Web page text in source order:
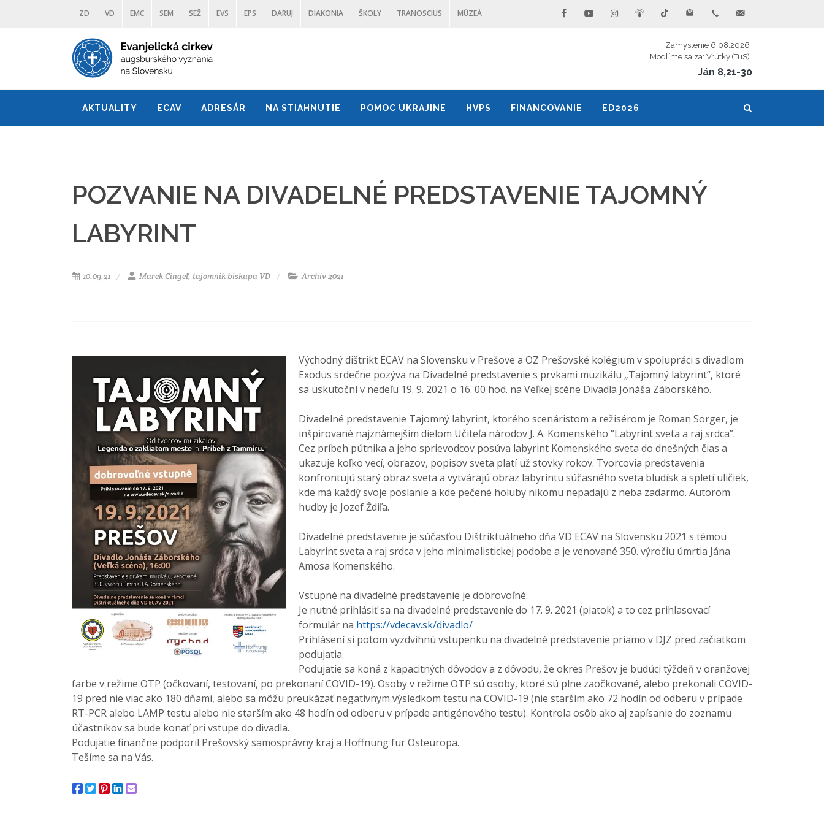
ZD VD EMC SEM SEŽ EVS EPS DARUJ DIAKONIA ŠKOLY TRANOSCIUS MÚZEÁ
Zamyslenie 6.08.2026
Modlíme sa za: Vrútky (TuS)
Ján 8,21-30
AKTUALITY ECAV ADRESÁR NA STIAHNUTIE POMOC UKRAJINE HVPS FINANCOVANIE ED2026
POZVANIE NA DIVADELNÉ PREDSTAVENIE TAJOMNÝ
LABYRINT
10.09.21 Marek Cingeľ, tajomník biskupa VD Archív 2021
Východný dištrikt ECAV na Slovensku v Prešove a OZ Prešovské kolégium v spolupráci s divadlom
Exodus srdečne pozýva na Divadelné predstavenie s prvkami muzikálu „Tajomný labyrint“, ktoré
sa uskutoční v nedeľu 19. 9. 2021 o 16. 00 hod. na Veľkej scéne Divadla Jonáša Záborského.
Divadelné predstavenie Tajomný labyrint, ktorého scenáristom a režisérom je Roman Sorger, je
inšpirované najznámejším dielom Učiteľa národov J. A. Komenského “Labyrint sveta a raj srdca”.
Cez príbeh pútnika a jeho sprievodcov posúva labyrint Komenského sveta do dnešných čias a
ukazuje koľko vecí, obrazov, popisov sveta platí už stovky rokov. Tvorcovia predstavenia
konfrontujú starý obraz sveta a vytvárajú obraz labyrintu súčasného sveta bludísk a spletí uličiek,
kde má každý svoje poslanie a kde pečené holuby nikomu nepadajú z neba zadarmo. Autorom
hudby je Jozef Ždiľa.
Divadelné predstavenie je súčasťou Dištriktuálneho dňa VD ECAV na Slovensku 2021 s témou
Labyrint sveta a raj srdca v jeho minimalistickej podobe a je venované 350. výročiu úmrtia Jána
Amosa Komenského.
Vstupné na divadelné predstavenie je dobrovoľné.
Je nutné prihlásiť sa na divadelné predstavenie do 17. 9. 2021 (piatok) a to cez prihlasovací
formulár na https://vdecav.sk/divadlo/
Prihlásení si potom vyzdvihnú vstupenku na divadelné predstavenie priamo v DJZ pred začiatkom
podujatia.
Podujatie sa koná z kapacitných dôvodov a z dôvodu, že okres Prešov je budúci týždeň v oranžovej
farbe v režime OTP (očkovaní, testovaní, po prekonaní COVID-19). Osoby v režime OTP sú osoby, ktoré sú plne zaočkované, alebo prekonali COVID-
19 pred nie viac ako 180 dňami, alebo sa môžu preukázať negatívnym výsledkom testu na COVID-19 (nie starším ako 72 hodín od odberu v prípade
RT-PCR alebo LAMP testu alebo nie starším ako 48 hodín od odberu v prípade antigénového testu). Kontrola osôb ako aj zapísanie do zoznamu
účastníkov sa bude konať pri vstupe do divadla.
Podujatie finančne podporil Prešovský samosprávny kraj a Hoffnung für Osteuropa.
Tešíme sa na Vás.